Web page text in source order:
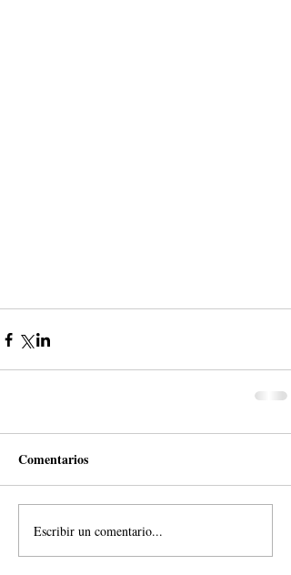
Comentarios
Escribir un comentario...